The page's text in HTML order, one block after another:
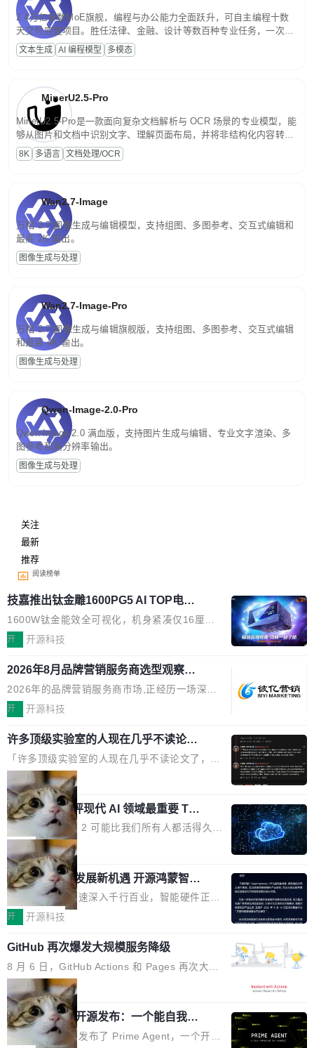
2.4万亿参数MoE旗舰，编程与办公能力全面跃升，可自主编程十数
天交付完整项目。胜任法律、金融、设计等数百种专业任务，一次对
话端到端交付生产级成果。原生视觉理解贯穿规划、执行与验证全流
程，支持超长文档与长视频的深度语义解析。长程任务中自主规划与
文本生成 AI 编程模型 多模态
MinerU2.5-Pro
MinerU2.5-Pro是一款面向复杂文档解析与 OCR 场景的专业模型，能
够从图片和文档中识别文字、理解页面布局，并将非结构化内容转换
为便于存储、检索和二次处理的结构化结果。
8K 多语言 文档处理/OCR
Wan2.7-Image
万相 2.7 图像生成与编辑模型，支持组图、多图参考、交互式编辑和
最高 2K 输出。
图像生成与处理
Wan2.7-Image-Pro
万相 2.7 图像生成与编辑旗舰版，支持组图、多图参考、交互式编辑
和最高 4K 输出。
图像生成与处理
Qwen-Image-2.0-Pro
Qwen-Image-2.0 满血版，支持图片生成与编辑、专业文字渲染、多
图参考和高分辨率输出。
图像生成与处理
关注
最新
推荐
阅读榜单
技嘉推出钛金雕1600PG5 AI TOP电
源：为发烧级主机与本地AI算力打造旗
舰供电方案
1600W钛金能效全可视化，机身紧凑仅16厘米
继2026台北电脑展首度亮相后，技嘉科技近日正
电源专为发烧级DIY主机与本地AI算力平台打
造，整机长度仅16厘米，提供1600W额定功率
与80PLUS钛金能效；支持ATX 3.1与PCIe 5.1
实时LCD监控屏，可充分满足当下高阶PC主机
的严苛使用需求。 澎湃功率，紧凑机身 钛金雕1
600PG5 AI TOP具备强悍输出功率，同时实现
机身尺寸大幅精简。整机长度仅16厘米，属于同
功率段机身尺寸十分紧凑的1600W电源产品。小
巧机身有效提升市面主流标准A...
开 开源科技
2026年8月品牌营销服务商选型观察：
从流量思维到品牌资产思维的范式转移
2026年的品牌营销服务商市场,正经历一场深刻
的价值重构。全球全案品牌代理机构市场从2025
复合增长率达5.44%,预计2032年将突破120亿美
元。数字广告与公共关系相关服务市场更是从20
25年的8463亿美元扩张至2026年的8763亿美
元。数字的背后是一个清晰的事实——品牌对专
业化营销服务的需求从未如此迫切。 但市场扩容
的同时,服务商的竞争逻辑正在改变。2026年Top
Agency年度合辑的观察指出,“产品”这个离消费
者最近的载体,在整个品牌营销层面的权重显著变
高了。全域营销服务商的竞争正在从规模转向深
度,案例厚度、全域覆盖、多线协同...
开 开源科技
许多顶级实验室的人现在几乎不读论文
了
「许多顶级实验室的人现在几乎不读论文了，而
且他们认为 ICLR/ICML/NeurIPS 充斥着大量过
度宣传和欺诈。」 OpenAI 研究员 Keller Jorda
n 这条推文引发了广泛讨论。他不是在说风凉
话，他是说出了一个圈内人尽皆知但很少公开捅
破的事实。 Jordan 随后补充了一句软化声明：
「我不认为这些会议上大部分论文都在过度宣传
或造假。问题是，作为读者，如果你筛选出那些
看起来最令人兴奋的论文，那它们大部分都是过
度宣传的。」 这才是真正的痛点。不是所有论文
都有问题，是最吸引眼球的那批论文最有问题。
他引用的帖子来自 Mathew Shen，一位 ICLR 2
026 的读者：「看了篇 ...
局
xAI 前工程师评现代 AI 领域最重要 Top
3 开源项目
Flash Attention 2 可能比我们所有人都活得久。
这句话不是来自某个技术博客，而是出自 Hieu
Pham 的一条推文。Hieu Pham 是谁？他是 xAI
的早期工程师之一，在 Grok 训练基础设施团队
工作过。近日他在 X 上发了一条帖子，列出了他
认为现代 AI 领域最重要的三个开源项目。 第一
理由很具体。FA 系列不需要解释，但 FA2 是他
认为最重要的一个——复杂度恰到好处，刚好能
驱动你去学 CuTe，但还没被那些"邪恶的" Hopp
er++ 优化所淹没，足够容易修改和适配。 更关
键的是 FA2 的持久性...
局
共商智能硬件发展新机遇 开源鸿蒙智能
硬件开发者日杭州站即将举行
随着万物智联加速深入千行百业，智能硬件正从
单点设备迈向智能化、网联化、协同化发展。作
鸿蒙通过统一技术底座和分布式能力，为不同类
型智能设备的开发、连接与互联提供关键支撑，
也为产业链企业探索产品创新与商业增长打开新
的空间。 8月14日，开源鸿蒙智能硬件开发者日
（OHDD：OpenHarmony Hardware Develope
r Day）将在杭州启航。活动面向智能硬件产业
开 开源科技
GitHub 再次爆发大规模服务降级
8 月 6 日，GitHub Actions 和 Pages 再次大规
模服务降级，Actions 完全不可用超过 5 小时，
webhook 停发，连自托管 runner 也因调度层故
障无法工作。Pages、Copilot code review、C
opilot coding agent 全部受影响。从检测到完全
局
Prime Agent 开源发布：一个能自我改
进的编程 Agent，ARC-AGI 3 超越人类
Prime Intellect 发布了 Prime Agent，一个开源